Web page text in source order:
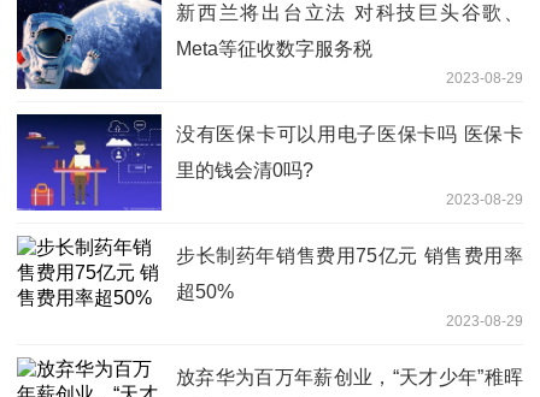
新西兰将出台立法 对科技巨头谷歌、
Meta等征收数字服务税
2023-08-29
没有医保卡可以用电子医保卡吗 医保卡
里的钱会清0吗?
2023-08-29
步长制药年销售费用75亿元 销售费用率
超50%
2023-08-29
放弃华为百万年薪创业，“天才少年”稚晖